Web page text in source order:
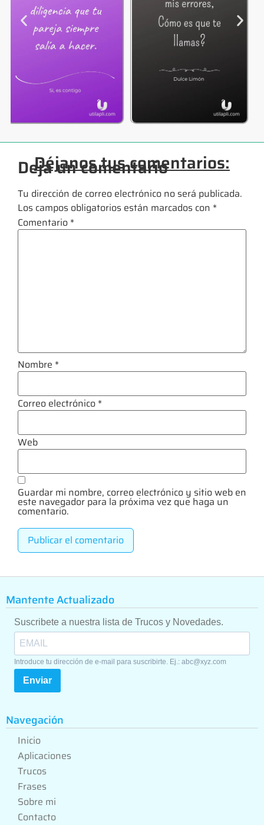
Déjanos tus comentarios:
Deja un comentario
Tu dirección de correo electrónico no será publicada.
Los campos obligatorios están marcados con *
Comentario *
Nombre *
Correo electrónico *
Web
Guardar mi nombre, correo electrónico y sitio web en
este navegador para la próxima vez que haga un
comentario.
Navegación
Inicio
Aplicaciones
Trucos
Frases
Sobre mi
Contacto
Mantente Actualizado
Suscribete a nuestra lista de Trucos y Novedades.
Introduce tu dirección de e-mail para suscribirte. Ej.: abc@xyz.com
Enviar